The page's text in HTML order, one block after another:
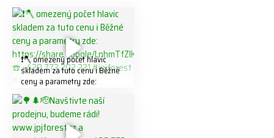
❗️🪓 omezený počet hlavic
skladem za tuto cenu ℹ️ Běžné
ceny a parametry zde:
K8W5t7i6o ☎️ +420 773 202
321 #jpjforest #forsmw
#firewood #